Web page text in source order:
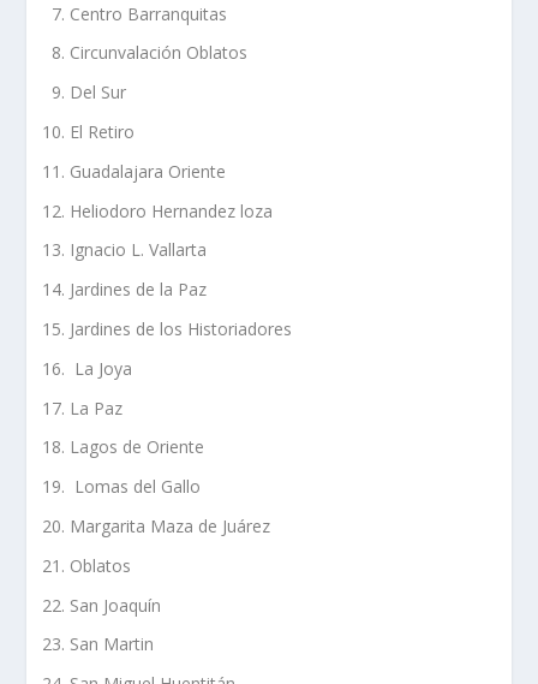
Centro Barranquitas
Circunvalación Oblatos
Del Sur
El Retiro
Guadalajara Oriente
Heliodoro Hernandez loza
Ignacio L. Vallarta
Jardines de la Paz
Jardines de los Historiadores
La Joya
La Paz
Lagos de Oriente
Lomas del Gallo
Margarita Maza de Juárez
Oblatos
San Joaquín
San Martin